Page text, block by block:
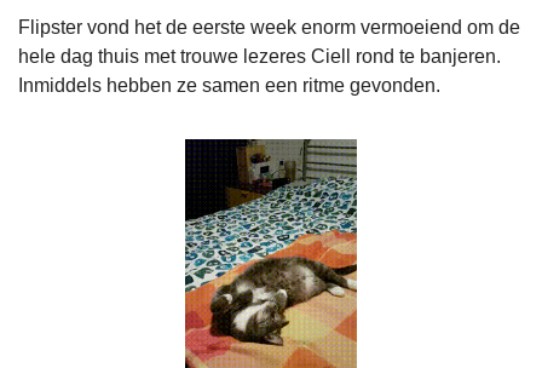
Flipster vond het de eerste week enorm vermoeiend om de
hele dag thuis met trouwe lezeres Ciell rond te banjeren.
Inmiddels hebben ze samen een ritme gevonden.